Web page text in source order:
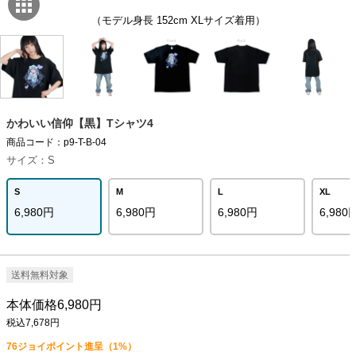
（モデル身長 152cm XLサイズ着用）
かわいい信仰【黒】Tシャツ4
商品コード：p9-T-B-04
サイズ：S
S
6,980円
M
6,980円
L
6,980円
XL
6,980
送料無料対象
本体価格6,980円
税込7,678円
76ジョイポイント進呈（1%）